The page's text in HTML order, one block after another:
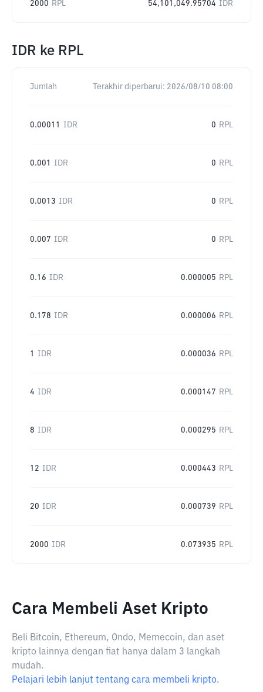
2000 RPL 54,101,049.95704 IDR
IDR ke RPL
Jumlah Terakhir diperbarui: 2026/08/10 08:00
0.00011 IDR 0 RPL
0.001 IDR 0 RPL
0.0013 IDR 0 RPL
0.007 IDR 0 RPL
0.16 IDR 0.000005 RPL
0.178 IDR 0.000006 RPL
1 IDR 0.000036 RPL
4 IDR 0.000147 RPL
8 IDR 0.000295 RPL
12 IDR 0.000443 RPL
20 IDR 0.000739 RPL
2000 IDR 0.073935 RPL
Cara Membeli Aset Kripto
Beli Bitcoin, Ethereum, Ondo, Memecoin, dan aset
kripto lainnya dengan fiat hanya dalam 3 langkah
mudah.
Pelajari lebih lanjut tentang cara membeli kripto.